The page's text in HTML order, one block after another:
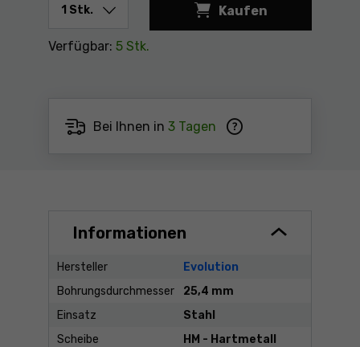
Kaufen
Verfügbar: 5 Stk.
Bei Ihnen in 3 Tagen
Informationen
Hersteller
Evolution
Bohrungsdurchmesser
25,4 mm
Einsatz
Stahl
Scheibe
HM - Hartmetall